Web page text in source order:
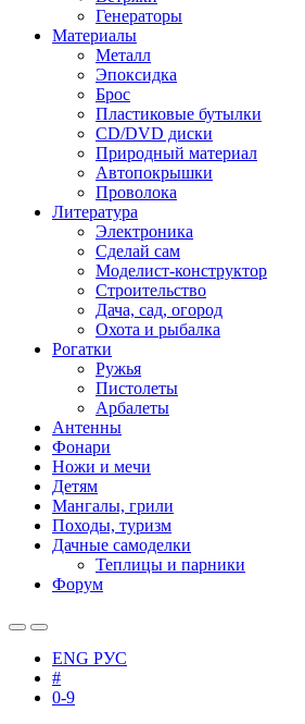
Генераторы
Материалы
Металл
Эпоксидка
Брос
Пластиковые бутылки
CD/DVD диски
Природный материал
Автопокрышки
Проволока
Литература
Электроника
Сделай сам
Моделист-конструктор
Строительство
Дача, сад, огород
Охота и рыбалка
Рогатки
Ружья
Пистолеты
Арбалеты
Антенны
Фонари
Ножи и мечи
Детям
Мангалы, грили
Походы, туризм
Дачные самоделки
Теплицы и парники
Форум
ENG РУС
#
0-9